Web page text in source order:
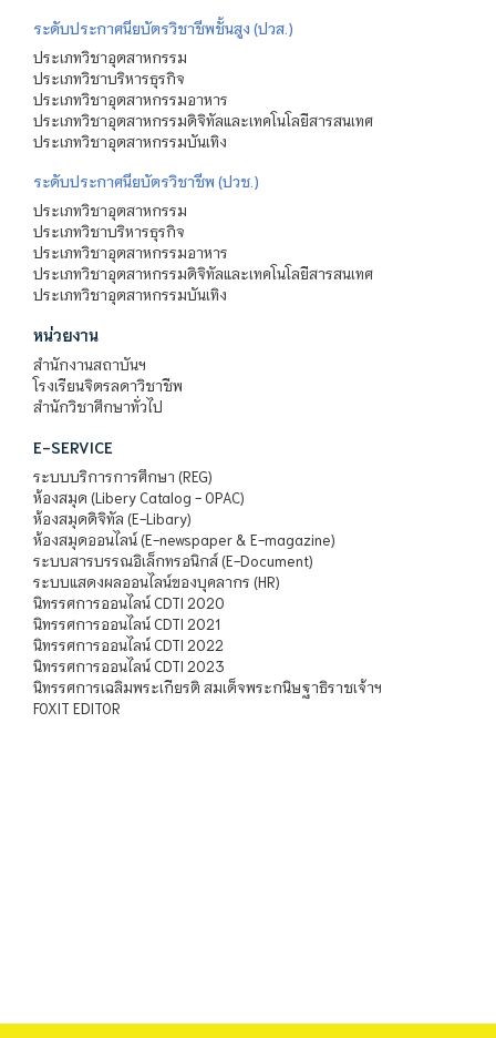
ระดับประกาศนียบัตรวิชาชีพชั้นสูง (ปวส.)
ประเภทวิชาอุตสาหกรรม
ประเภทวิชาบริหารธุรกิจ
ประเภทวิชาอุตสาหกรรมอาหาร
ประเภทวิชาอุตสาหกรรมดิจิทัลและเทคโนโลยีสารสนเทศ
ประเภทวิชาอุตสาหกรรมบันเทิง
ระดับประกาศนียบัตรวิชาชีพ (ปวช.)
ประเภทวิชาอุตสาหกรรม
ประเภทวิชาบริหารธุรกิจ
ประเภทวิชาอุตสาหกรรมอาหาร
ประเภทวิชาอุตสาหกรรมดิจิทัลและเทคโนโลยีสารสนเทศ
ประเภทวิชาอุตสาหกรรมบันเทิง
หน่วยงาน
สำนักงานสถาบันฯ
โรงเรียนจิตรลดาวิชาชีพ
สำนักวิชาศึกษาทั่วไป
E-SERVICE
ระบบบริการการศึกษา (REG)
ห้องสมุด (Libery Catalog - OPAC)
ห้องสมุดดิจิทัล (E-Libary)
ห้องสมุดออนไลน์ (E-newspaper & E-magazine)
ระบบสารบรรณอิเล็กทรอนิกส์ (E-Document)
ระบบแสดงผลออนไลน์ของบุคลากร (HR)
นิทรรศการออนไลน์ CDTI 2020
นิทรรศการออนไลน์ CDTI 2021
นิทรรศการออนไลน์ CDTI 2022
นิทรรศการออนไลน์ CDTI 2023
นิทรรศการเฉลิมพระเกียรติ สมเด็จพระกนิษฐาธิราชเจ้าฯ
FOXIT EDITOR